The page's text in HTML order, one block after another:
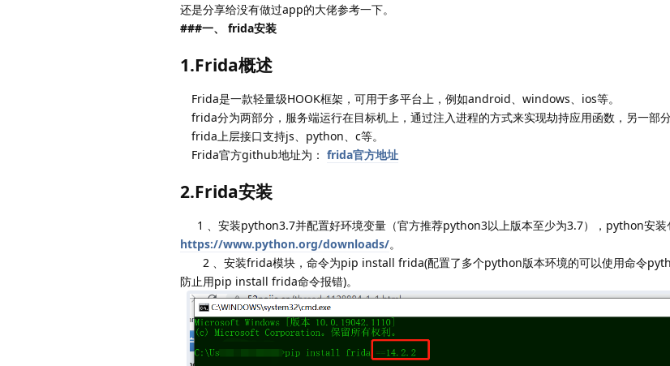
还是分享给没有做过app的大佬参考一下。
###一、 frida安装
1.Frida概述
Frida是一款轻量级HOOK框架，可用于多平台上，例如android、windows、ios等。
frida分为两部分，服务端运行在目标机上，通过注入进程的方式来实现劫持应用函数，另一部分
frida上层接口支持js、python、c等。
Frida官方github地址为： frida官方地址
2.Frida安装
1 、安装python3.7并配置好环境变量（官方推荐python3以上版本至少为3.7），python安装
https://www.python.org/downloads/。
2 、安装frida模块，命令为pip install frida(配置了多个python版本环境的可以使用命令
防止用pip install frida命令报错)。